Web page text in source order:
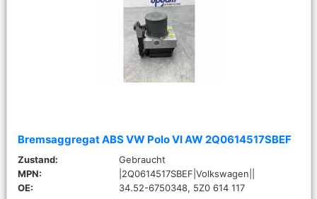
Bremsaggregat ABS VW Polo VI AW 2Q0614517SBEF
Zustand:
Gebraucht
MPN:
|2Q0614517SBEF|Volkswagen||
OE:
34.52-6750348, 5Z0 614 117